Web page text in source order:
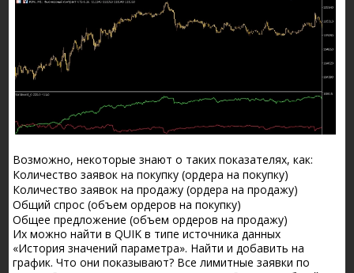
Возможно, некоторые знают о таких показателях, как:
Количество заявок на покупку (ордера на покупку)
Количество заявок на продажу (ордера на продажу)
Общий спрос (объем ордеров на покупку)
Общее предложение (объем ордеров на продажу)
Их можно найти в QUIK в типе источника данных
«История значений параметра». Найти и добавить на
график. Что они показывают? Все лимитные заявки по